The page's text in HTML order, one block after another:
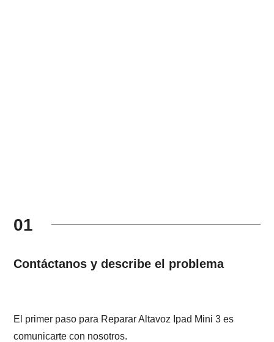
01
Contáctanos y describe el problema
El primer paso para Reparar Altavoz Ipad Mini 3 es
comunicarte con nosotros.